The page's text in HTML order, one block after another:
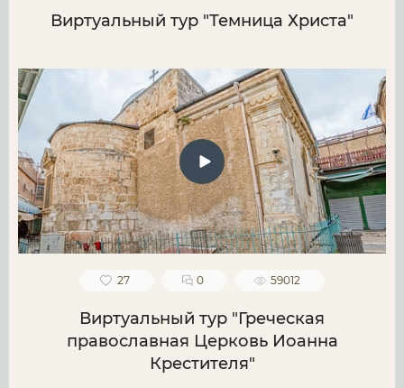
Виртуальный тур "Темница Христа"
27 0 59012
Виртуальный тур "Греческая
православная Церковь Иоанна
Крестителя"